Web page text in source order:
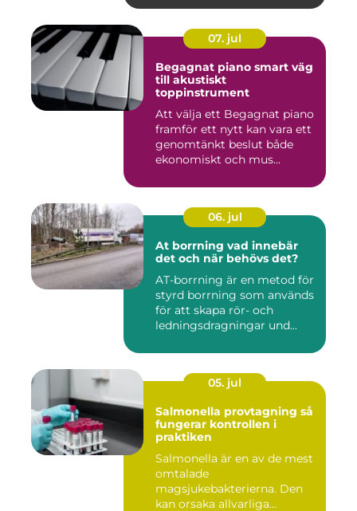
07. jul
Begagnat piano smart väg
till akustiskt
toppinstrument
Att välja ett Begagnat piano
framför ett nytt kan vara ett
genomtänkt beslut både
ekonomiskt och mus...
06. jul
At borrning vad innebär
det och när behövs det?
AT-borrning är en metod för
styrd borrning som används
för att skapa rör- och
ledningsdragningar und...
05. jul
Salmonella provtagning så
fungerar kontrollen i
praktiken
Salmonella är en av de mest
omtalade
magsjukebakterierna. Den
kan orsaka allvarliga